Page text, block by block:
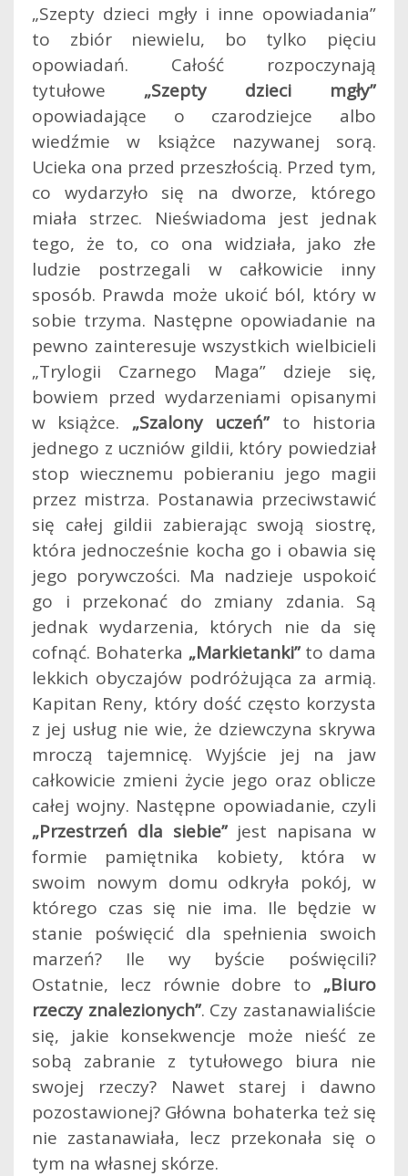
„Szepty dzieci mgły i inne opowiadania”
to zbiór niewielu, bo tylko pięciu
opowiadań. Całość rozpoczynają
tytułowe „Szepty dzieci mgły”
opowiadające o czarodziejce albo
wiedźmie w książce nazywanej sorą.
Ucieka ona przed przeszłością. Przed tym,
co wydarzyło się na dworze, którego
miała strzec. Nieświadoma jest jednak
tego, że to, co ona widziała, jako złe
ludzie postrzegali w całkowicie inny
sposób. Prawda może ukoić ból, który w
sobie trzyma. Następne opowiadanie na
pewno zainteresuje wszystkich wielbicieli
„Trylogii Czarnego Maga” dzieje się,
bowiem przed wydarzeniami opisanymi
w książce. „Szalony uczeń” to historia
jednego z uczniów gildii, który powiedział
stop wiecznemu pobieraniu jego magii
przez mistrza. Postanawia przeciwstawić
się całej gildii zabierając swoją siostrę,
która jednocześnie kocha go i obawia się
jego porywczości. Ma nadzieje uspokoić
go i przekonać do zmiany zdania. Są
jednak wydarzenia, których nie da się
cofnąć. Bohaterka „Markietanki”to dama
lekkich obyczajów podróżująca za armią.
Kapitan Reny, który dość często korzysta
z jej usług nie wie, że dziewczyna skrywa
mroczą tajemnicę. Wyjście jej na jaw
całkowicie zmieni życie jego oraz oblicze
całej wojny. Następne opowiadanie, czyli
„Przestrzeń dla siebie”jest napisana w
formie pamiętnika kobiety, która w
swoim nowym domu odkryła pokój, w
którego czas się nie ima. Ile będzie w
stanie poświęcić dla spełnienia swoich
marzeń? Ile wy byście poświęcili?
Ostatnie, lecz równie dobre to „Biuro
rzeczy znalezionych”. Czy zastanawialiście
się, jakie konsekwencje może nieść ze
sobą zabranie z tytułowego biura nie
swojej rzeczy? Nawet starej i dawno
pozostawionej? Główna bohaterka też się
nie zastanawiała, lecz przekonała się o
tym na własnej skórze.